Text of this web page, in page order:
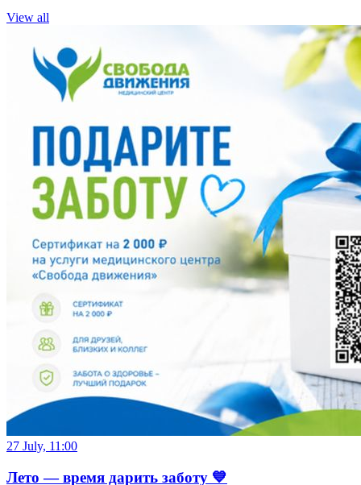
View all
27 July, 11:00
Лето — время дарить заботу 💙